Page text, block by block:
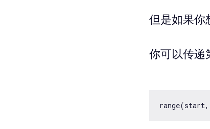
但是如果你
你可以传递